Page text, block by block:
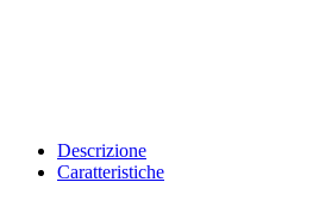
Descrizione
Caratteristiche